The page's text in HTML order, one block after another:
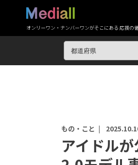
オンリーワン・ナンバーワンがそこにある 応援の
もの・こと |
アイドル